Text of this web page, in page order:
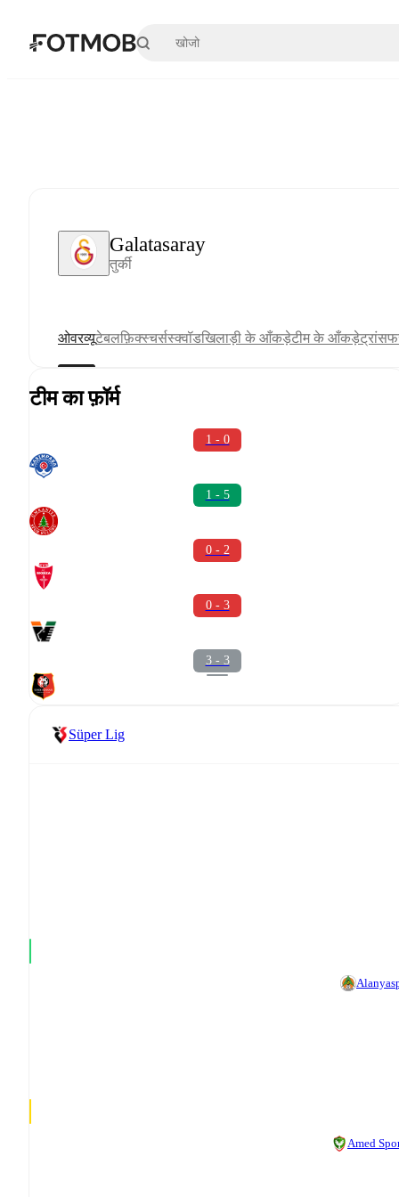
Galatasaray
तुर्की
ओवरव्यूटेबलफ़िक्स्चर्सस्क्वॉडखिलाड़ी के आँकड़ेटीम के आँकड़े
टीम का फ़ॉर्म
1 - 0
1 - 5
0 - 2
0 - 3
3 - 3
Süper Lig
Amed